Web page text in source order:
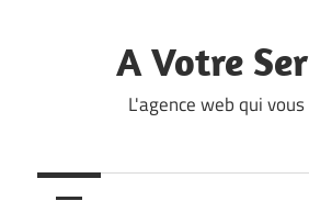
A Votre
L'agence web qui